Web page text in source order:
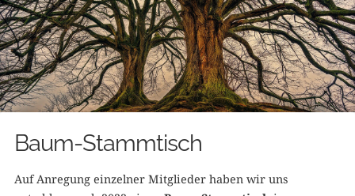
Baum-Stammtisch
Auf Anregung einzelner Mitglieder haben wir uns